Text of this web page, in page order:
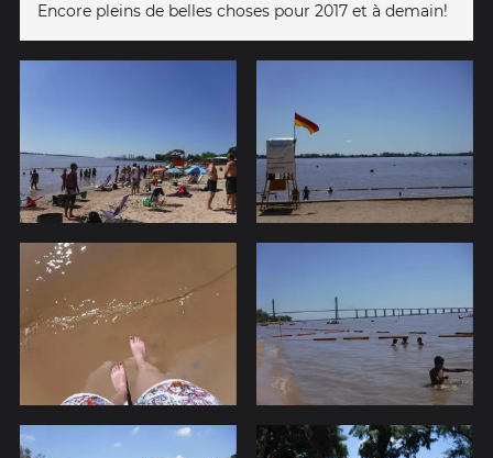
Encore pleins de belles choses pour 2017 et à demain!